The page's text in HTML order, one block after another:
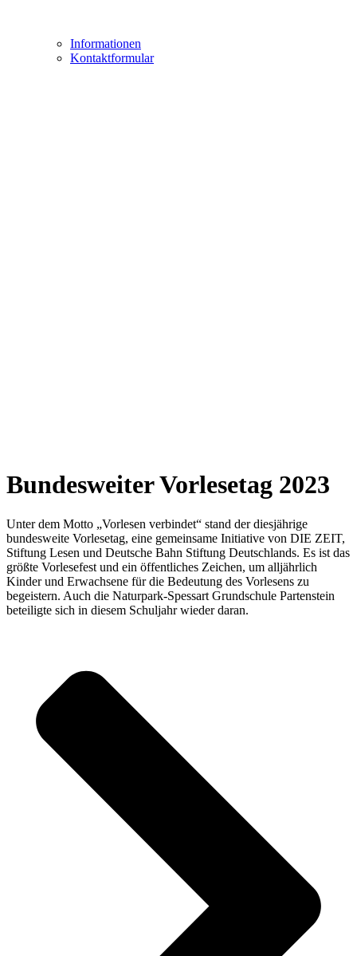
Informationen
Kontaktformular
Bundesweiter Vorlesetag 2023
Unter dem Motto „Vorlesen verbindet“ stand der diesjährige
bundesweite Vorlesetag, eine gemeinsame Initiative von DIE ZEIT,
Stiftung Lesen und Deutsche Bahn Stiftung Deutschlands. Es ist das
größte Vorlesefest und ein öffentliches Zeichen, um alljährlich
Kinder und Erwachsene für die Bedeutung des Vorlesens zu
begeistern. Auch die Naturpark-Spessart Grundschule Partenstein
beteiligte sich in diesem Schuljahr wieder daran.